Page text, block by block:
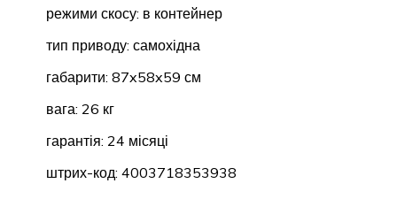
режими скосу: в контейнер
тип приводу: самохідна
габарити: 87x58x59 см
вага: 26 кг
гарантія: 24 місяці
штрих-код: 4003718353938